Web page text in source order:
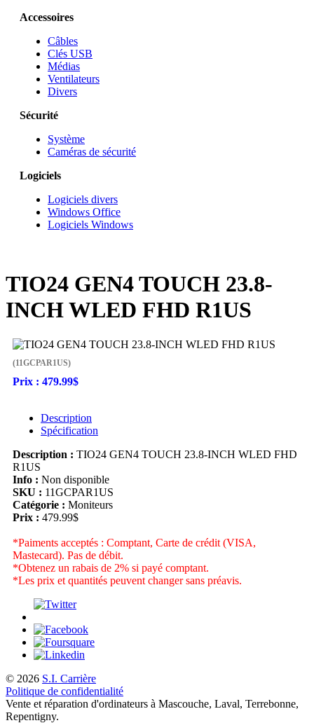
Accessoires
Câbles
Clés USB
Médias
Ventilateurs
Divers
Sécurité
Système
Caméras de sécurité
Logiciels
Logiciels divers
Windows Office
Logiciels Windows
TIO24 GEN4 TOUCH 23.8-
INCH WLED FHD R1US
(11GCPAR1US)
Prix : 479.99$
Description
Spécification
Description : TIO24 GEN4 TOUCH 23.8-INCH WLED FHD
R1US
Info : Non disponible
SKU : 11GCPAR1US
Catégorie : Moniteurs
Prix : 479.99$
*Paiments acceptés : Comptant, Carte de crédit (VISA,
Mastecard). Pas de débit.
*Obtenez un rabais de 2% si payé comptant.
*Les prix et quantités peuvent changer sans préavis.
© 2026 S.I. Carrière
Politique de confidentialité
Vente et réparation d'ordinateurs à Mascouche, Laval, Terrebonne,
Repentigny.